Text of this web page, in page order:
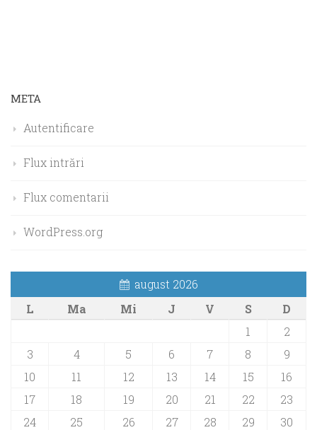
META
Autentificare
Flux intrări
Flux comentarii
WordPress.org
august 2026
L
Ma Mi J V S
D
1
2
3
4 5 6 7 8
9
10
11 12 13 14 15
16
17
18 19 20 21 22
23
24
25 26 27 28 29
30